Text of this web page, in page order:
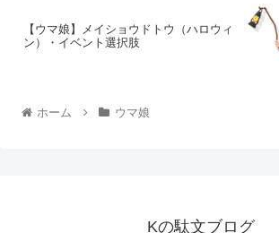
【ウマ娘】メイショウドトウ（ハロウィ
ン）・イベント選択肢
ホーム ウマ娘
Kの駄文ブログ